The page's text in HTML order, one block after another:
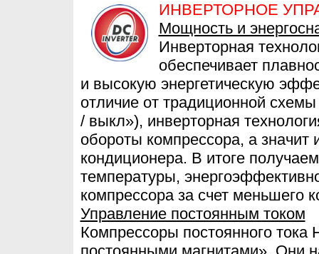
ИНВЕРТОРНОЕ
Мощность и
Инверторная
обеспечивает
и высокую энергетическую
отличие от традиционной
/ выкл»), инверторная
обороты компрессора, а значит
кондиционера. В итоге
температуры,
компрессора за счет меньшего
Управление постоянным током
Компрессоры постоянного